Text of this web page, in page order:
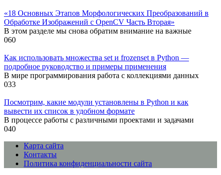
«18 Основных Этапов Морфологических Преобразований в
Обработке Изображений с OpenCV Часть Вторая»
В этом разделе мы снова обратим внимание на важные
060
Как использовать множества set и frozenset в Python —
подробное руководство и примеры применения
В мире программирования работа с коллекциями данных
033
Посмотрим, какие модули установлены в Python и как
вывести их список в удобном формате
В процессе работы с различными проектами и задачами
040
Карта сайта
Контакты
Политика конфиденциальности сайта